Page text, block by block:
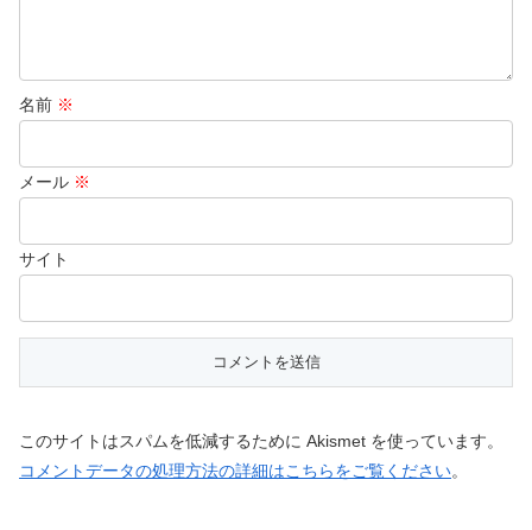
名前 ※
メール ※
サイト
このサイトはスパムを低減するために Akismet を使っています。
コメントデータの処理方法の詳細はこちらをご覧ください。